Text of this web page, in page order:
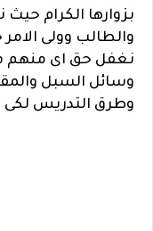
بزوارها الكرام
والطالب وولى
نغفل حق اى منهم
وسائل السبل
وطرق التدريس لكى